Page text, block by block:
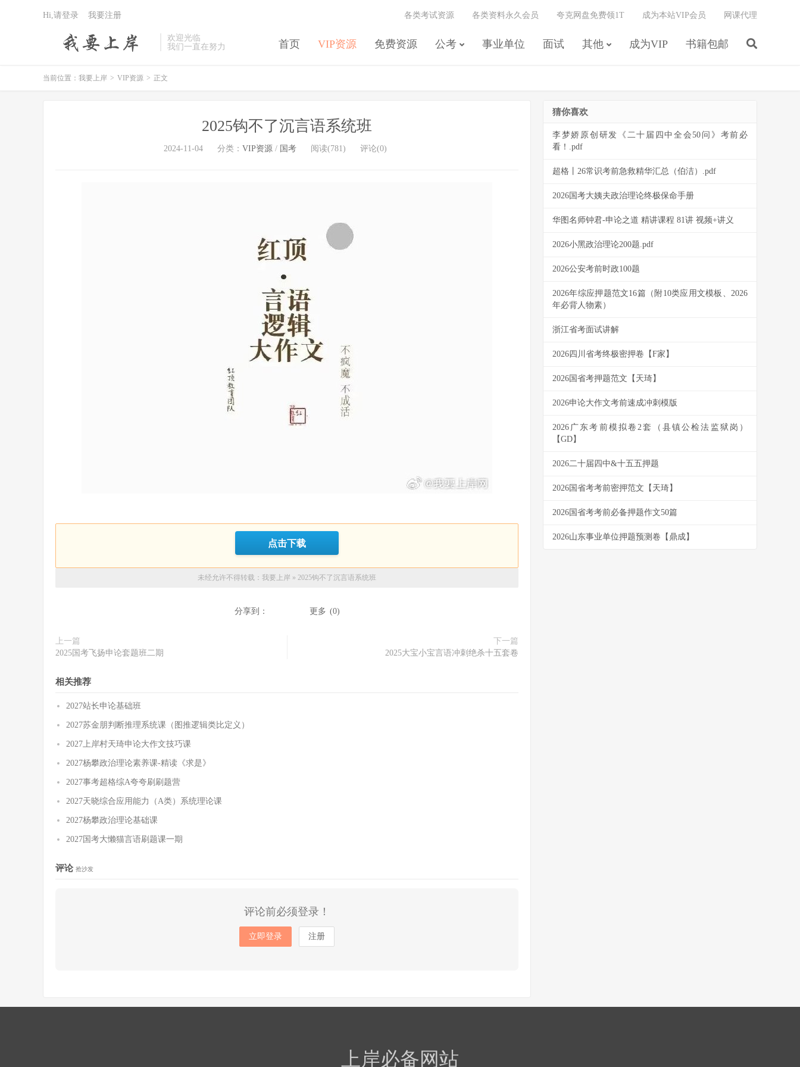
欢迎光临
我们一直在努力
首页 VIP资源 免费资源 公考 事业单位 面试 其他 成为VIP 书籍包邮
各类考试资源 各类资料永久会员 夸克网盘免费领1T 成为本站VIP会员 网课代理
Hi,请登录 我要注册
当前位置： 我要上岸 > VIP资源 > 正文
2025钩不了沉言语系统班
2024-11-04 分类： VIP资源/ 国考 阅读(781) 评论(0)
点击下载
未经允许不得转载： 我要上岸 » 2025钩不了沉言语系统班
分享到： 更多 (0)
上一篇
2025国考飞扬申论套题班二期
下一篇
2025大宝小宝言语冲刺绝杀十五套卷
相关推荐
2027站长申论基础班
2027苏金朋判断推理系统课（图推逻辑类比定义）
2027上岸村天琦申论大作文技巧课
2027杨攀政治理论素养课-精读《求是》
2027事考超格综A夸夸刷刷题营
2027天晓综合应用能力（A类）系统理论课
2027杨攀政治理论基础课
2027国考大懒猫言语刷题课一期
评论 抢沙发
评论前必须登录！
立即登录 注册
猜你喜欢
李梦娇原创研发《二十届四中全会50问》考前必
看！.pdf
超格丨26常识考前急救精华汇总（伯洁）.pdf
2026国考大姨夫政治理论终极保命手册
华图名师钟君-申论之道 精讲课程 81讲 视频+讲义
2026小黑政治理论200题.pdf
2026公安考前时政100题
2026年综应押题范文16篇（附10类应用文模板、2026
年必背人物素）
浙江省考面试讲解
2026四川省考终极密押卷【F家】
2026国省考押题范文【天琦】
2026申论大作文考前速成冲刺模版
2026广东考前模拟卷2套（县镇公检法监狱岗）
【GD】
2026二十届四中&十五五押题
2026国省考考前密押范文【天琦】
2026国省考考前必备押题作文50篇
2026山东事业单位押题预测卷【鼎成】
上岸必备网站